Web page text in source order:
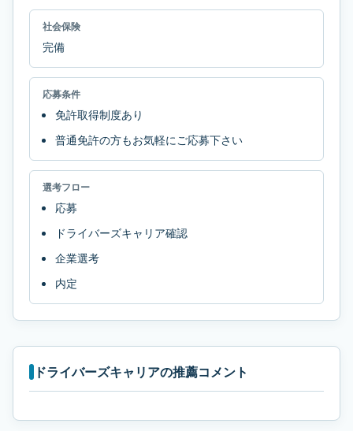
社会保険
完備
応募条件
免許取得制度あり
普通免許の方もお気軽にご応募下さい
選考フロー
応募
ドライバーズキャリア確認
企業選考
内定
ドライバーズキャリアの推薦コメント